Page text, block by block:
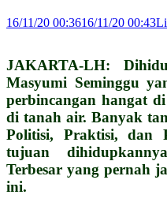
16/11/20 00:3616/11/20 00:43
JAKARTA-LH:
Masyumi Seminggu
perbincangan hangat
di tanah air. Banyak
Politisi, Praktisi, dan
tujuan
Terbesar yang pernah
ini.